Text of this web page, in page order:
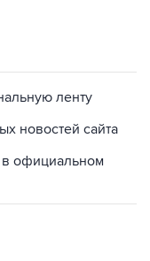
ленту
новостей сайта
в официальном